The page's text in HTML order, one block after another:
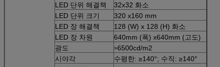
LED 단위 해결책
32x32 화소
LED 단위 크기
320 x160 mm
LED 장 해결책
128 (W) x 128 (H) 화소
LED 장 차원
640mm (폭) x640mm (고도)
광도
>6500cd/m2
시야각
수평한: ≥140°; 수직: ≥140°